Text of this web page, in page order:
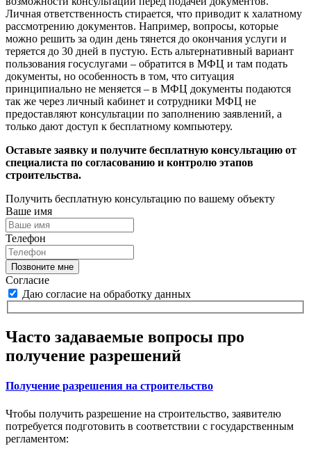
Личная ответственность стирается, что приводит к халатному
рассмотрению документов. Например, вопросы, которые
можно решить за один день тянется до окончания услуги и
теряется до 30 дней в пустую. Есть альтернативный вариант
пользования госуслугами – обратится в МФЦ и там подать
документы, но особенность в том, что ситуация
принципиально не меняется – в МФЦ документы подаются
так же через личный кабинет и сотрудники МФЦ не
предоставляют консультации по заполнению заявлений, а
только дают доступ к бесплатному компьютеру.
Оставьте заявку и получите бесплатную консультацию от
специалиста по согласованию и контролю этапов
строительства.
Получить бесплатную консультацию по вашему объекту
Ваше имя
Телефон
Позвоните мне
Согласие
Даю согласие на обработку данных
Часто задаваемые вопросы про
получение разрешений
Получение разрешения на строительство
Чтобы получить разрешение на строительство, заявителю
потребуется подготовить в соответствии с государственным
регламентом: